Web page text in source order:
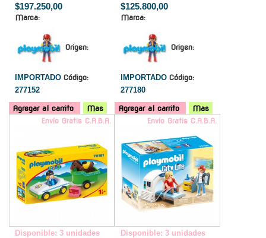
$197.250,00
Marca:
Origen:
IMPORTADO Código:
277152
Agregar al carrito Mas
$125.800,00
Marca:
Origen:
IMPORTADO Código:
277180
Agregar al carrito
Mas
Envío Gratis C.A.B.A.
Disponible: 3 unidades
Envío Gratis C.A.B.A.
Disponible: 3 unidades